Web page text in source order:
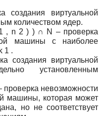
создания виртуальной
количеством ядер.
, n 2 ) ) ∩ N – проверка
машины с наиболее
k 1 .
создания виртуальной
установленным
проверка невозможности
машины, которая может
но не соответствует